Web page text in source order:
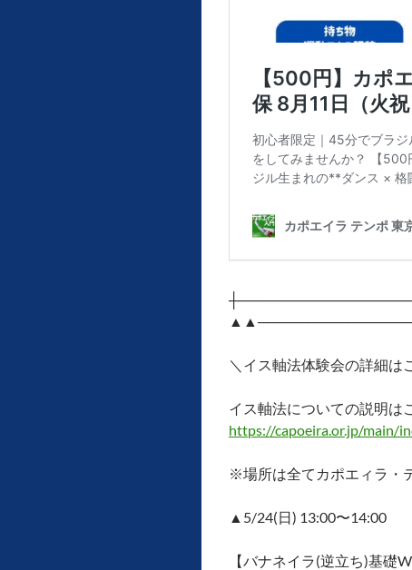
＼イス軸法体験会の詳細は
イス軸法についての説明は
https://capoeira.or.jp/main/
※場所は全てカポエィラ・
▲5/24(日) 13:00〜14:00
【バナネイラ(逆立ち)基礎